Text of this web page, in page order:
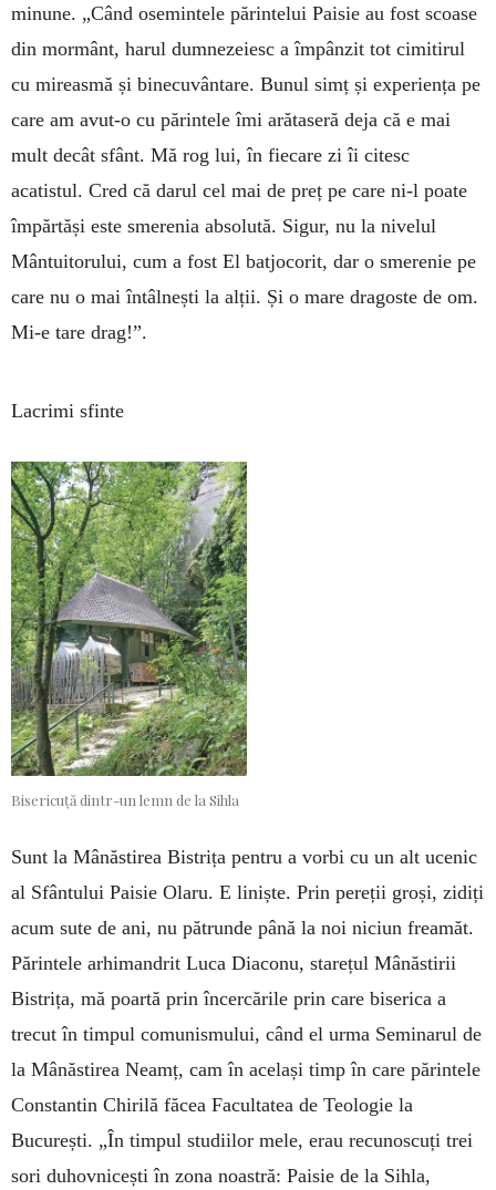
minune. „Când osemintele părintelui Paisie au fost scoase
din mormânt, harul dumnezeiesc a împânzit tot cimitirul
cu mireasmă și binecuvântare. Bunul simț și experiența pe
care am avut-o cu părintele îmi arătaseră deja că e mai
mult decât sfânt. Mă rog lui, în fiecare zi îi citesc
acatistul. Cred că darul cel mai de preț pe care ni-l poate
împărtăși este smerenia absolută. Sigur, nu la nivelul
Mântuitorului, cum a fost El batjocorit, dar o smerenie pe
care nu o mai întâlnești la alții. Și o mare dragoste de om.
Mi-e tare drag!”.
Lacrimi sfinte
Bisericuță dintr-un lemn de la Sihla
Sunt la Mânăstirea Bistrița pentru a vorbi cu un alt ucenic
al Sfântului Paisie Olaru. E liniște. Prin pereții groși, zidiți
acum sute de ani, nu pătrunde până la noi niciun freamăt.
Părintele arhimandrit Luca Diaconu, starețul Mânăstirii
Bistrița, mă poartă prin încercările prin care biserica a
trecut în timpul comunismului, când el urma Seminarul de
la Mânăstirea Neamț, cam în același timp în care părintele
Constantin Chirilă făcea Facultatea de Teologie la
București. „În timpul studiilor mele, erau recunoscuți trei
sori duhovnicești în zona noastră: Paisie de la Sihla,